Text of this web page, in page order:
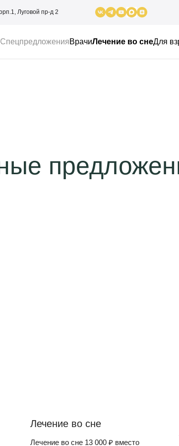
Луговой пр-д 2
СпецпредложенияВрачиЛечение во снеДля
Лечение во сне
Лечение во сне 13 000 ₽ вместо